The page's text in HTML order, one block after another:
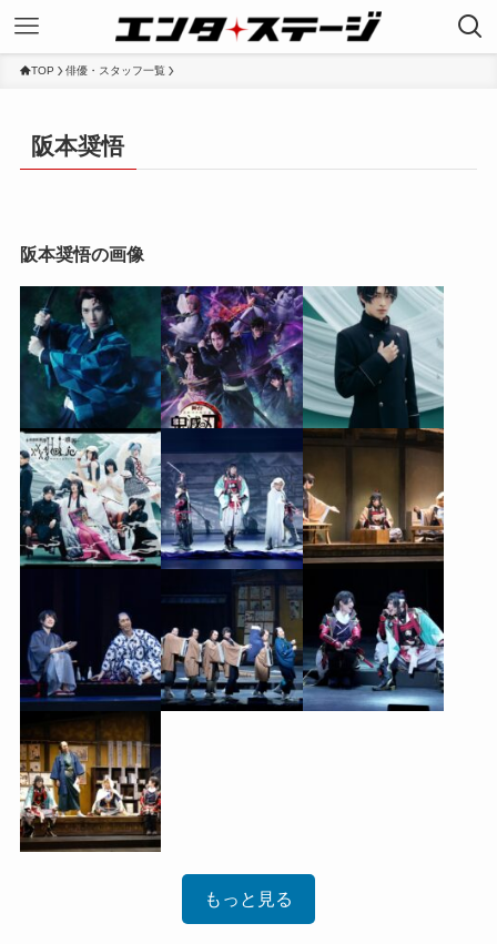
TOP 俳優・スタッフ一覧
阪本奨悟
阪本奨悟の画像
もっと見る